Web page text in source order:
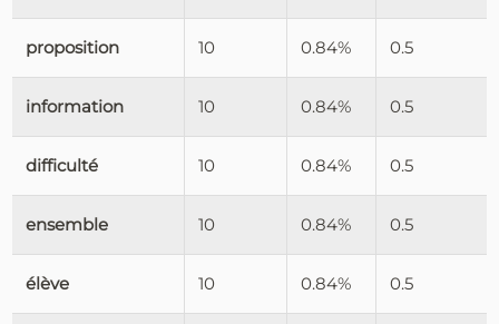
proposition 10 0.84% 0.5
information 10 0.84% 0.5
difficulté 10 0.84% 0.5
ensemble 10 0.84% 0.5
élève 10 0.84% 0.5